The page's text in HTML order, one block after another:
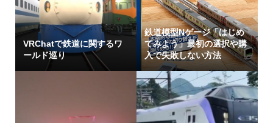
VRChatで鉄道に関するワ
ールド巡り
鉄道模型Nゲージ「はじめ
てみよう」最初の選択や購
入で失敗しない方法